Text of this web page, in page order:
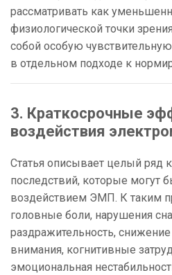
рассматривать как
физиологической точки
собой особую
в отдельном подходе к
3. Краткосрочные
воздействия
Статья описывает целый ряд
последствий, которые могут
воздействием ЭМП. К таким
головные боли, нарушения
раздражительность,
внимания, когнитивные
эмоциональная